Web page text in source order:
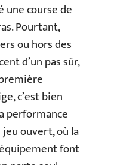
une course de
Pourtant,
ou hors des
d’un pas sûr,
c’est bien
performance
ouvert, où la
font